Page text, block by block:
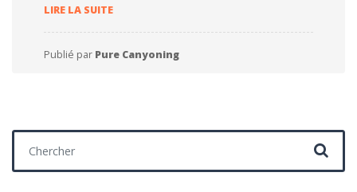
LIRE LA SUITEBARBERINE TRIBU
Publié par Pure Canyoning